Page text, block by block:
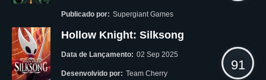
Publicado por: Supergiant Games
Hollow Knight: Silksong
Data de Lançamento: 02 Sep 2025
Desenvolvido por: Team Cherry
91